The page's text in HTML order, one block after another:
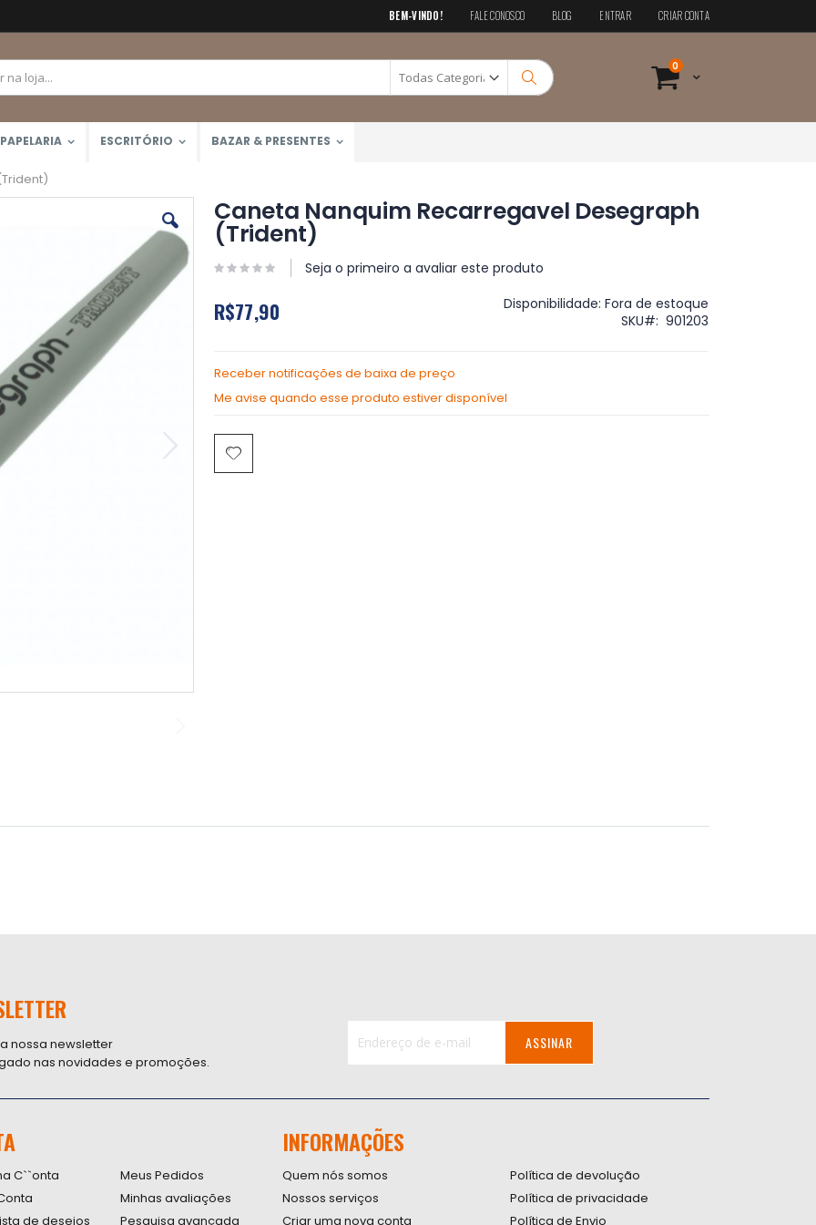
BEM-VINDO! FALE CONOSCO BLOG ENTRAR CRIAR CONTA
Cart
0 itens
Pesquisa
PAPELARIA ESCRITÓRIO BAZAR & PRESENTES
Caneta Nanquim Recarregavel Desegraph
(Trident)
Seja o primeiro a avaliar este produto
R$77,90 Disponibilidade: Fora de estoque
SKU
901203
Receber notificações de baixa de preço
Me avise quando esse produto estiver disponível
nossa newsletter
nas novidades e promoções.
nossa
Newsletter:
ASSINAR
C``onta
de desejos
Meus Pedidos
Minhas avaliações
Pesquisa avançada
INFORMAÇÕES
Quem nós somos
Nossos serviços
Criar uma nova conta
Política de devolução
Política de privacidade
Política de Envio